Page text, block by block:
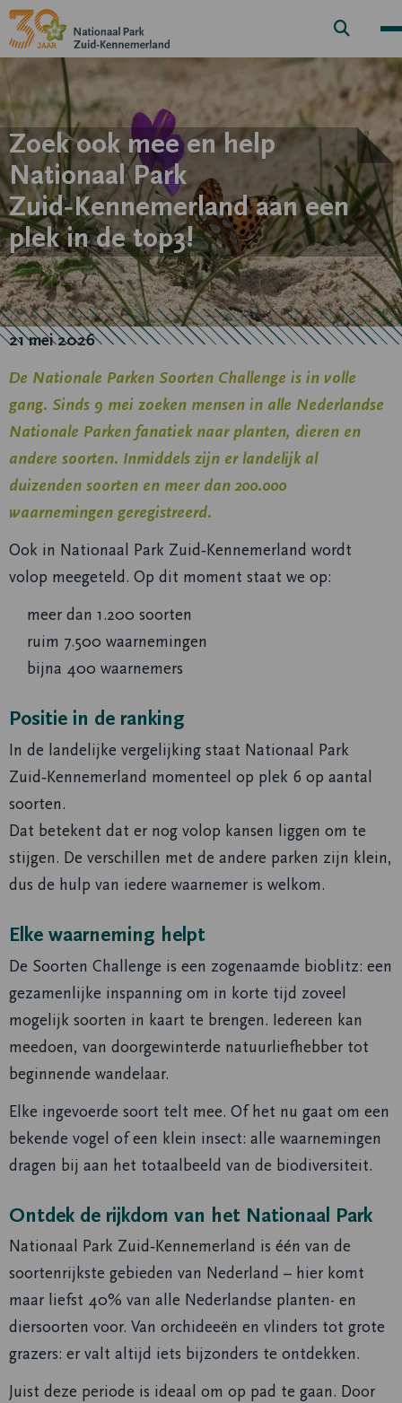
Zoek
Zoek ook mee en help
Nationaal Park
Zuid‑Kennemerland aan een
plek in de top3!
21 mei 2026
De Nationale Parken Soorten Challenge is in volle
gang. Sinds 9 mei zoeken mensen in alle Nederlandse
Nationale Parken fanatiek naar planten, dieren en
andere soorten. Inmiddels zijn er landelijk al
duizenden soorten en meer dan 200.000
waarnemingen geregistreerd.
Ook in Nationaal Park Zuid‑Kennemerland wordt
volop meegeteld. Op dit moment staat we op:
meer dan 1.200 soorten
ruim 7.500 waarnemingen
bijna 400 waarnemers
Positie in de ranking
In de landelijke vergelijking staat Nationaal Park
Zuid‑Kennemerland momenteel op plek 6 op aantal
soorten.
Dat betekent dat er nog volop kansen liggen om te
stijgen. De verschillen met de andere parken zijn klein,
dus de hulp van iedere waarnemer is welkom.
Elke waarneming helpt
De Soorten Challenge is een zogenaamde bioblitz: een
gezamenlijke inspanning om in korte tijd zoveel
mogelijk soorten in kaart te brengen. Iedereen kan
meedoen, van doorgewinterde natuurliefhebber tot
beginnende wandelaar.
Elke ingevoerde soort telt mee. Of het nu gaat om een
bekende vogel of een klein insect: alle waarnemingen
dragen bij aan het totaalbeeld van de biodiversiteit.
Ontdek de rijkdom van het Nationaal Park
Nationaal Park Zuid‑Kennemerland is één van de
soortenrijkste gebieden van Nederland – hier komt
maar liefst 40% van alle Nederlandse planten- en
diersoorten voor. Van orchideeën en vlinders tot grote
grazers: er valt altijd iets bijzonders te ontdekken.
Juist deze periode is ideaal om op pad te gaan. Door